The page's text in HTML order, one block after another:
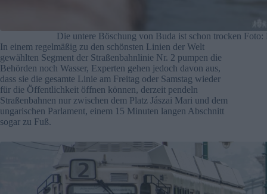
Die untere Böschung von Buda ist schon trocken
In einem regelmäßig zu den schönsten Linien der Welt
gewählten Segment der Straßenbahnlinie Nr. 2 pumpen die
Behörden noch Wasser, Experten gehen jedoch davon aus,
dass sie die gesamte Linie am Freitag oder Samstag wieder
für die Öffentlichkeit öffnen können, derzeit pendeln
Straßenbahnen nur zwischen dem Platz Jászai Mari und dem
ungarischen Parlament, einem 15 Minuten langen Abschnitt
sogar zu Fuß.